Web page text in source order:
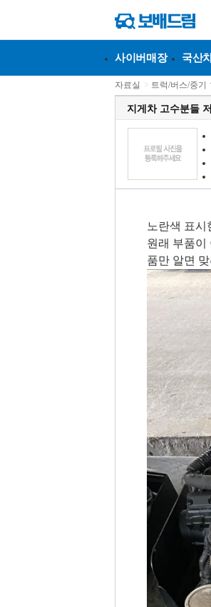
사이버매장 국산
자료실 > 트럭/버스/중기
지게차 고수분들
노란색 표
원래 부품이
품만 알면